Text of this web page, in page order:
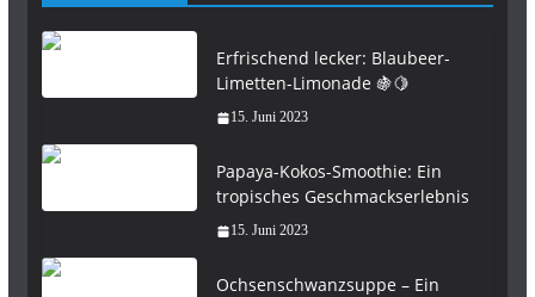
Erfrischend lecker: Blaubeer-
Limetten-Limonade 🍇🍋
15. Juni 2023
Papaya-Kokos-Smoothie: Ein
tropisches Geschmackserlebnis
15. Juni 2023
Ochsenschwanzsuppe – Ein